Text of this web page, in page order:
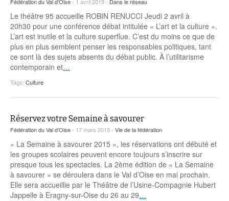
Le théâtre 95 accueille ROBIN RENUCCI Jeudi 2 avril à
20h30 pour une conférence débat intitulée « L’art et la culture ».
L’art est inutile et la culture superflue. C’est du moins ce que de
plus en plus semblent penser les responsables politiques, tant
ce sont là des sujets absents du débat public. À l’utilitarisme
contemporain et…
Tags: Culture
Réservez votre Semaine à savourer
Fédération du Val d’Oise- 17 mars 2015 - Vie de la fédération
« La Semaine à savourer 2015 », les réservations ont débuté et
les groupes scolaires peuvent encore toujours s’inscrire sur
presque tous les spectacles. La 2ème édition de « La Semaine
à savourer » se déroulera dans le Val d’Oise en mai prochain.
Elle sera accueillie par le Théâtre de l’Usine-Compagnie Hubert
Jappelle à Eragny-sur-Oise du 26 au 29…